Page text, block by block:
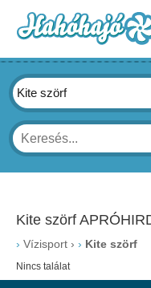
Kite szörf
Kite szörf
› Vízisport › Kite szörf
Nincs találat